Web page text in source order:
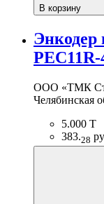
В корзину
Энкодер
ООО «ТМК
Челябинская
5.000 Т
383.28